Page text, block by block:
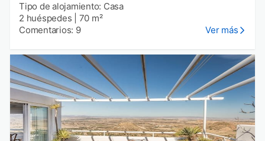
Tipo de alojamiento: Casa
2 huéspedes
70 m²
Comentarios: 9
Ver más